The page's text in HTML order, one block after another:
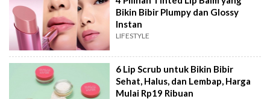
Bikin Bibir Plumpy dan Glossy
Instan
LIFESTYLE
6 Lip Scrub untuk Bikin Bibir
Sehat, Halus, dan Lembap, Harga
Mulai Rp19 Ribuan